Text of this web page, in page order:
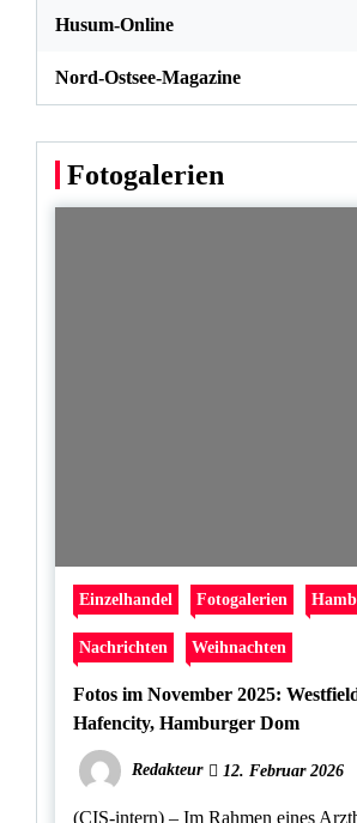
Husum-Online
Nord-Ostsee-Magazine
Fotogalerien
Einzelhandel Fotogalerien
Nachrichten Weihnachten
Fotos im November 2025:
Hafencity, Hamburger Dom
Redakteur 12. Februar 2026
(CIS-intern) – Im Rahmen eines